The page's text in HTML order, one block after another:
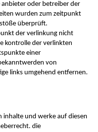
oder betreiber der
wurden zum zeitpunkt
überprüft.
der verlinkung nicht
kontrolle der verlinkten
einer
von
links umgehend entfernen.
inhalte und werke auf diesen
die